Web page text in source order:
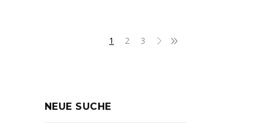
1 2 3
NEUE SUCHE